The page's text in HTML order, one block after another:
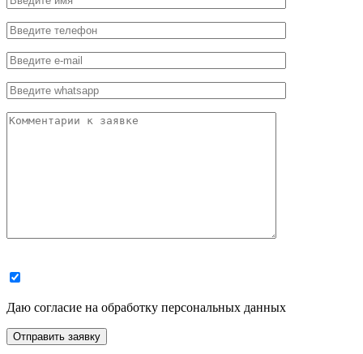
Даю согласие на обработку персональных данных
Отправить заявку